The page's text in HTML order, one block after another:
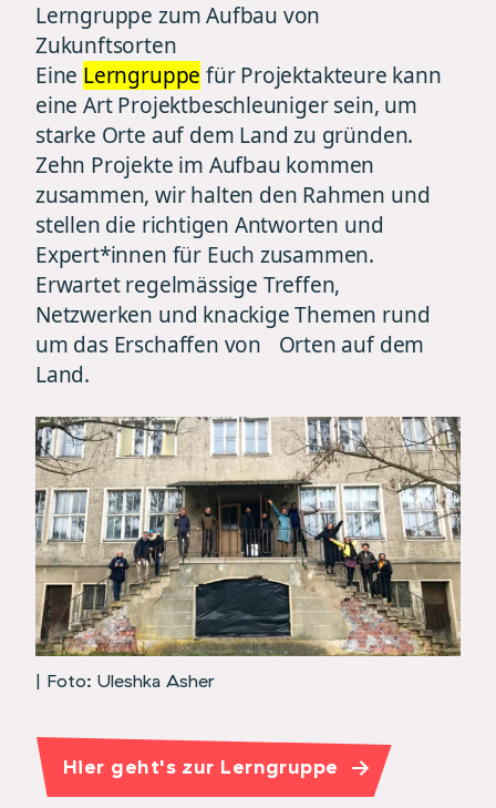
Lerngruppe zum Aufbau von
Zukunftsorten
Eine Lerngruppe für Projektakteure kann
eine Art Projektbeschleuniger sein, um
starke Orte auf dem Land zu gründen.
Zehn Projekte im Aufbau kommen
zusammen, wir halten den Rahmen und
stellen die richtigen Antworten und
Expert*innen für Euch zusammen.
Erwartet regelmässige Treffen,
Netzwerken und knackige Themen rund
um das Erschaffen von Orten auf dem
Land.
| Foto: Uleshka Asher
Hier geht's zur Lerngruppe